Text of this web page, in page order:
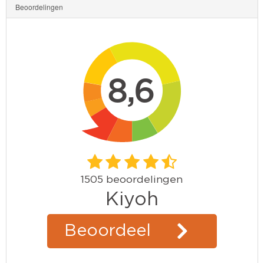
Beoordelingen